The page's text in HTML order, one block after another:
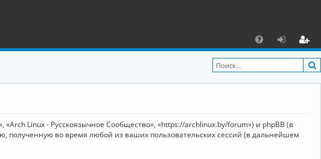
F
A
х
о
ег
и
Linux - Русскоязычное Сообщество», «https://archlinux.by/forum») и phpBB (в
полученную во время любой из ваших пользовательских сессий (в дальнейшем